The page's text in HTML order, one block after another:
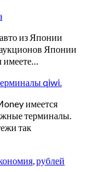
из Японии
Японии
имеете…
qiwi.
имеется
терминалы.
так
,рублей